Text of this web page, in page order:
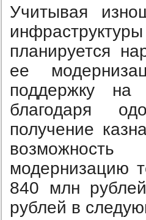
Учитывая
планируется
ее
поддержку на
благодаря
получение
модернизацию
840 млн
рублей в